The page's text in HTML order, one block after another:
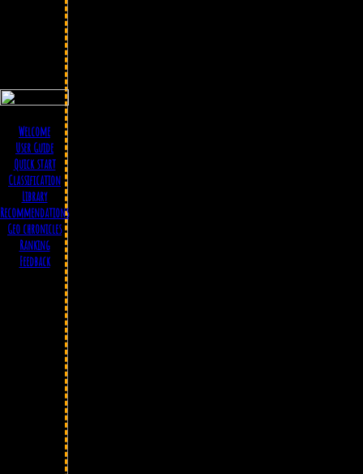
Welcome
User Guide
Quick start
Classification
Library
Recommendations
Geo chronicles
Ranking
Feedback